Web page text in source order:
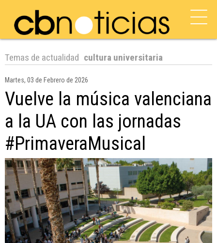
Temas de actualidad cultura universitaria
Martes, 03 de Febrero de 2026
Vuelve la música valenciana
a la UA con las jornadas
#PrimaveraMusical